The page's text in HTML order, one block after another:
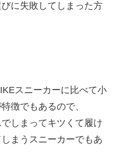
に失敗してしまった方
スニーカーに比べて小
徴でもあるので、
しまってキツくて履け
まうスニーカーでもあ